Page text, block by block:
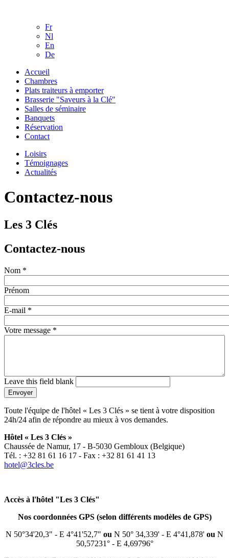
Fr
Nl
En
De
Accueil
Chambres
Plats traiteurs à emporter
Brasserie "Saveurs à la Clé"
Salles de séminaire
Banquets
Réservation
Contact
Loisirs
Témoignages
Actualités
Contactez-nous
Les 3 Clés
Contactez-nous
Nom *
Prénom
E-mail *
Votre message *
Leave this field blank
Envoyer
Toute l'équipe de l'hôtel « Les 3 Clés » se tient à votre disposition
24h/24 afin de répondre au mieux à vos demandes.
Hôtel « Les 3 Clés »
Chaussée de Namur, 17 - B-5030 Gembloux (Belgique)
Tél. : +32 81 61 16 17 - Fax : +32 81 61 41 13
hotel@3cles.be
Accès à l'hôtel "Les 3 Clés"
Nos coordonnées GPS (selon différents modèles de GPS)
N 50°34'20,3" - E 4°41'52,7" ou N 50° 34,339' - E 4°41,878' ou N
50,57231° - E 4,69796°